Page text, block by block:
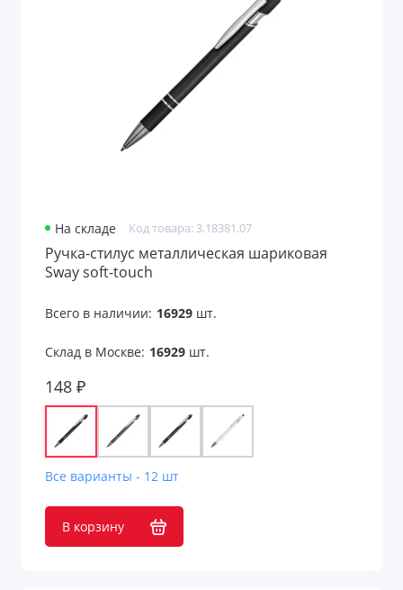
Часы наручные мужские
Часы настенные
Часы настольные
Показать все
На складе Код товара: 3.18381.07
Ручка-стилус металлическая шариковая
Sway soft-touch
Всего в наличии: 16929шт.
Склад в Москве: 16929шт.
148 ₽
Все варианты - 12 шт
В корзину